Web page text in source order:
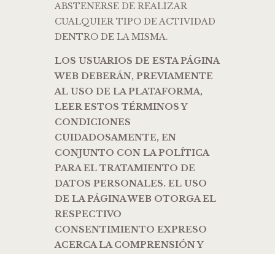
ABSTENERSE DE REALIZAR
CUALQUIER TIPO DE ACTIVIDAD
DENTRO DE LA MISMA.
LOS USUARIOS DE ESTA PÁGINA
WEB DEBERÁN, PREVIAMENTE
AL USO DE LA PLATAFORMA,
LEER ESTOS TÉRMINOS Y
CONDICIONES
CUIDADOSAMENTE, EN
CONJUNTO CON LA POLÍTICA
PARA EL TRATAMIENTO DE
DATOS PERSONALES. EL USO
DE LA PÁGINA WEB OTORGA EL
RESPECTIVO
CONSENTIMIENTO EXPRESO
ACERCA LA COMPRENSIÓN Y